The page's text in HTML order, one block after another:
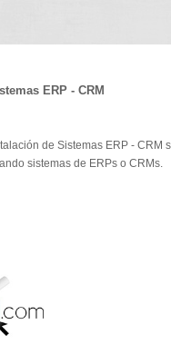
ERP - CRM
de Sistemas ERP - CRM
sistemas de ERPs o CRMs.